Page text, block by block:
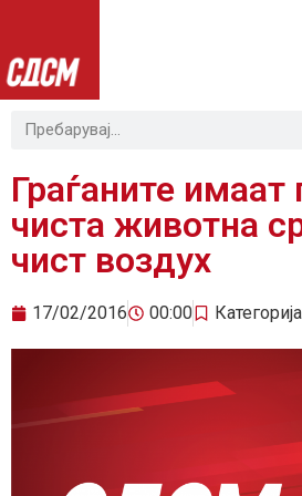
Граѓаните имаат
чиста животна
чист воздух
17/02/2016 00:00